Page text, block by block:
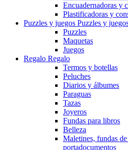
Encuadernadoras y
Plastificadoras y
Puzzles y juegos Puzzles y
Puzzles
Maquetas
Juegos
Regalo Regalo
Termos y botellas
Peluches
Diarios y álbumes
Paraguas
Tazas
Joyeros
Fundas para libros
Belleza
Maletines, fundas
portadocumentos